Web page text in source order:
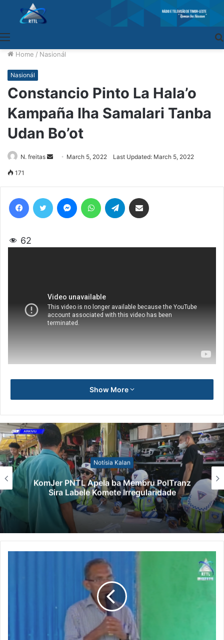
Home / Nasionál
Nasionál
Constancio Pinto La Hala’o
Kampaña Iha Samalari Tanba
Udan Bo’ot
N. freitas
SendMarch 5, 2022 Last Updated: March 5, 2022
171
62
Show More
Notísia Kalan
KomJer PNTL Apela ba Membru PolTranz
Sira Labele Komete Irregularidade